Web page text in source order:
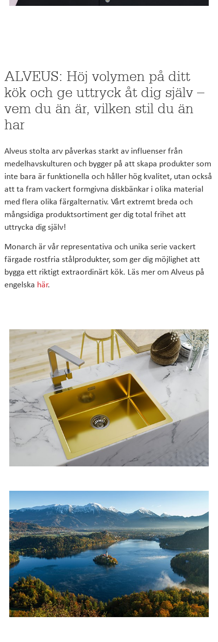
ALVEUS: Höj volymen på ditt
kök och ge uttryck åt dig själv –
vem du än är, vilken stil du än
har
Alveus stolta arv påverkas starkt av influenser från
medelhavskulturen och bygger på att skapa produkter som
inte bara är funktionella och håller hög kvalitet, utan också
att ta fram vackert formgivna diskbänkar i olika material
med flera olika färgalternativ. Vårt extremt breda och
mångsidiga produktsortiment ger dig total frihet att
uttrycka dig själv!
Monarch är vår representativa och unika serie vackert
färgade rostfria stålprodukter, som ger dig möjlighet att
bygga ett riktigt extraordinärt kök. Läs mer om Alveus på
engelska här.